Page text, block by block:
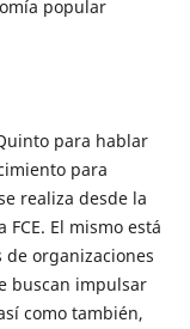
popular
para hablar
para
realiza desde la
El mismo está
organizaciones
buscan impulsar
como también,